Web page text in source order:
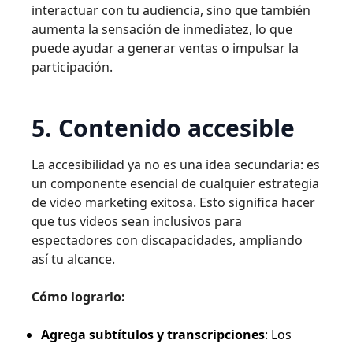
interactuar con tu audiencia, sino que también
aumenta la sensación de inmediatez, lo que
puede ayudar a generar ventas o impulsar la
participación.
5. Contenido accesible
La accesibilidad ya no es una idea secundaria: es
un componente esencial de cualquier estrategia
de video marketing exitosa. Esto significa hacer
que tus videos sean inclusivos para
espectadores con discapacidades, ampliando
así tu alcance.
Cómo lograrlo:
Agrega subtítulos y transcripciones: Los